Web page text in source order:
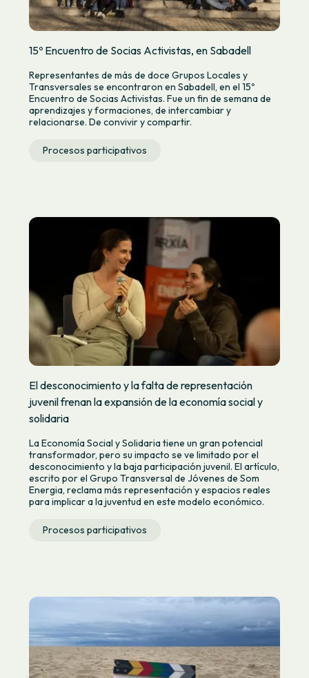
15º Encuentro de Socias Activistas, en Sabadell
Representantes de más de doce Grupos Locales y
Transversales se encontraron en Sabadell, en el 15º
Encuentro de Socias Activistas. Fue un fin de semana de
aprendizajes y formaciones, de intercambiar y
relacionarse. De convivir y compartir.
Procesos participativos
El desconocimiento y la falta de representación
juvenil frenan la expansión de la economía social y
solidaria
La Economía Social y Solidaria tiene un gran potencial
transformador, pero su impacto se ve limitado por el
desconocimiento y la baja participación juvenil. El artículo,
escrito por el Grupo Transversal de Jóvenes de Som
Energia, reclama más representación y espacios reales
para implicar a la juventud en este modelo económico.
Procesos participativos